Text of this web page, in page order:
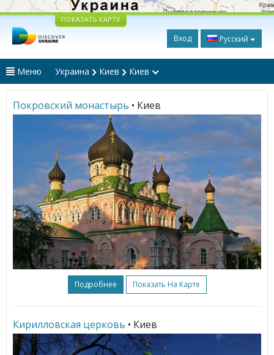
ПОКАЗАТЬ КАРТУ
Вход Русский
Меню Украина Киев Киев
Покровский монастырь • Киев
Подробнее Показать На Карте
Кирилловская церковь • Киев